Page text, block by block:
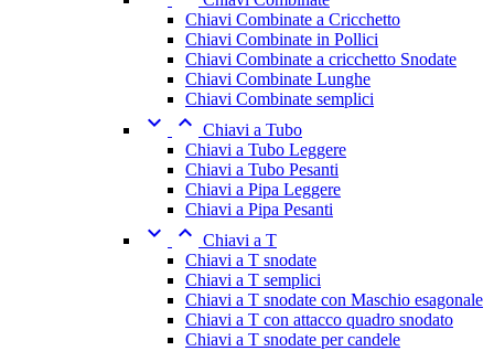
Chiavi Combinate a Cricchetto
Chiavi Combinate in Pollici
Chiavi Combinate a cricchetto Snodate
Chiavi Combinate Lunghe
Chiavi Combinate semplici
  Chiavi a Tubo
Chiavi a Tubo Leggere
Chiavi a Tubo Pesanti
Chiavi a Pipa Leggere
Chiavi a Pipa Pesanti
  Chiavi a T
Chiavi a T snodate
Chiavi a T semplici
Chiavi a T snodate con Maschio esagonale
Chiavi a T con attacco quadro snodato
Chiavi a T snodate per candele